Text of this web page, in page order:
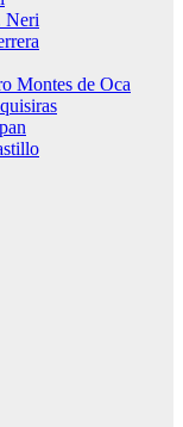
Neri
Montes de Oca